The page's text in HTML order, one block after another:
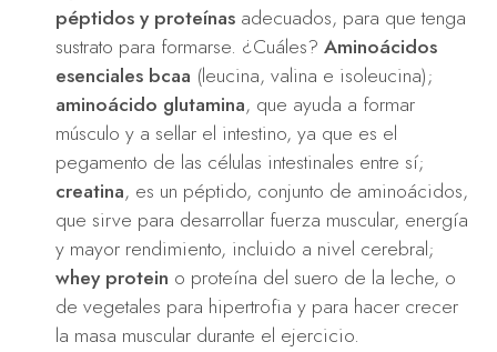
péptidos y proteínas adecuados, para que tenga
sustrato para formarse. ¿Cuáles? Aminoácidos
esenciales bcaa (leucina, valina e isoleucina);
aminoácido glutamina, que ayuda a formar
músculo y a sellar el intestino, ya que es el
pegamento de las células intestinales entre sí;
creatina, es un péptido, conjunto de aminoácidos,
que sirve para desarrollar fuerza muscular, energía
y mayor rendimiento, incluido a nivel cerebral;
whey protein o proteína del suero de la leche, o
de vegetales para hipertrofia y para hacer crecer
la masa muscular durante el ejercicio.